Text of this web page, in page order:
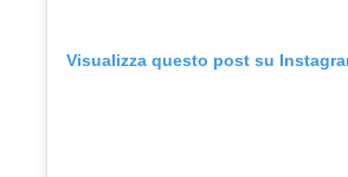
Visualizza questo post su